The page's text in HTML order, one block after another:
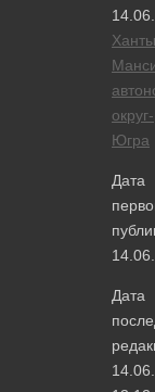
округ-
Югра
Дата
Дата